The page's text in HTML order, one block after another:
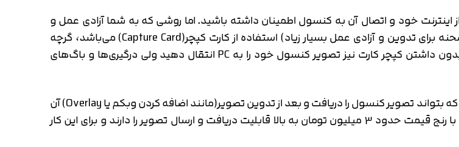
اینترنت خود و اتصال آن به کنسول اطمینان داشته باشید. اما روشی که به شما آزادی عمل و
انتخاب بیشتری می‌دهد (کنترل صدا مجزا کنترل تصویر داشتن چندین صحنه برای تدوین و آزادی عمل بسیار زیاد) استفاده از کارت کپچر(Capture Card) می‌باشد، گرچه
روش‌های دیگری هم هست که شما می‌توانید در کنسول‌های مختلف بدون داشتن کپچر کارت نیز تصویر کنسول خود را به PC انتقال دهید ولی درگیری‌ها و باگ‌های
بعد از تهیه کپچر کارت مورد نظر شما نیازمند یک سیستم متوسط هستید که بتواند تصویر کنسول را دریافت و بعد از تدوین تصویر(مانند اضافه کردن وبکم یا Overlay) آن
را به سرویس‌های استریم داخلی یا خارجی انتقال دهد، لپتاپ‌های امروزی با رنج قیمت حدود 3 میلیون تومان به بالا قابلیت دریافت و ارسال تصویر را دارند و برای این کار